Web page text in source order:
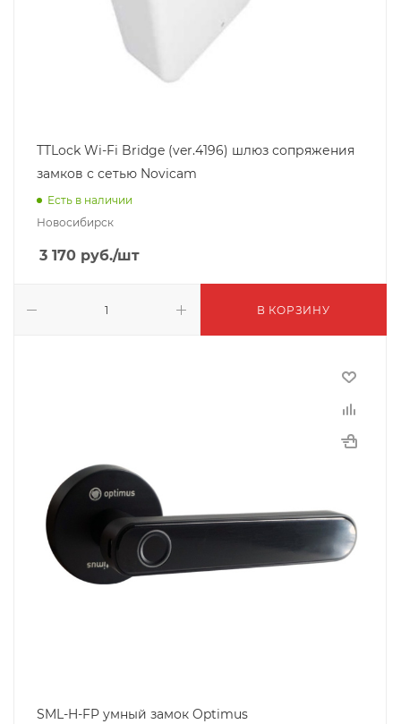
TTLock Wi-Fi Bridge (ver.4196) шлюз сопряжения
замков с сетью Novicam
Есть в наличии
Новосибирск
3 170 руб./шт
В КОРЗИНУ
SML-H-FP умный замок Optimus